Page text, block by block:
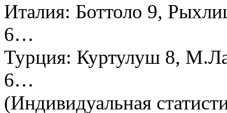
Италия: Боттоло 9,
6…
Турция: Куртулуш 8,
6…
(Индивидуальная